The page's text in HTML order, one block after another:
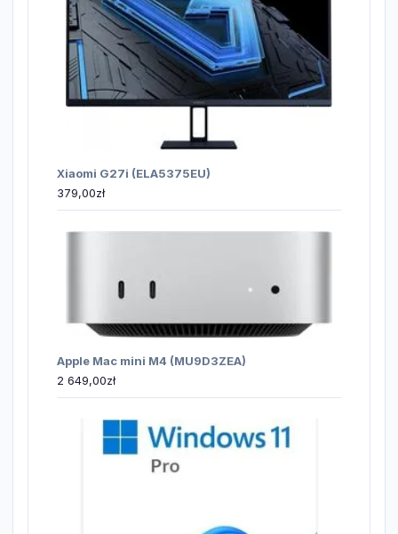
Xiaomi G27i (ELA5375EU)
379,00zł
Apple Mac mini M4 (MU9D3ZEA)
2 649,00zł